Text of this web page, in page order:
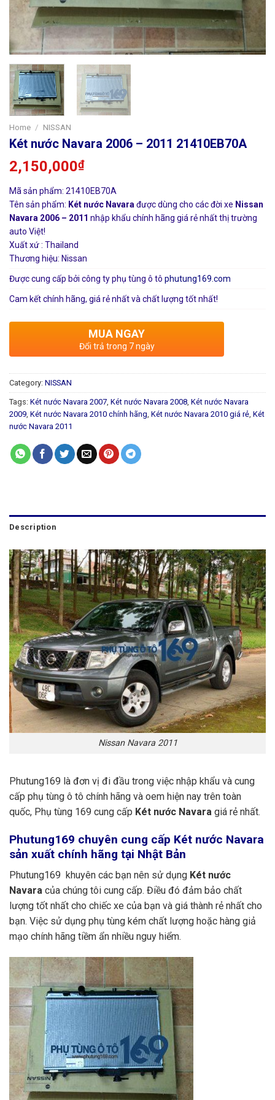
Home / NISSAN
Két nước Navara 2006 – 2011 21410EB70A
2,150,000₫
Mã sản phẩm: 21410EB70A
Tên sản phẩm: Két nước Navarađược dùng cho các đời xe Nissan
Navara 2006 – 2011 nhập khẩu chính hãng giá rẻ nhất thị trường
auto Việt!
Xuất xứ : Thailand
Thương hiệu: Nissan
Được cung cấp bởi công ty phụ tùng ô tô phutung169.com
Cam kết chính hãng, giá rẻ nhất và chất lượng tốt nhất!
MUA NGAY
Đổi trả trong 7 ngày
Category: NISSAN
Tags: Két nước Navara 2007, Két nước Navara 2008, Két nước Navara
2009, Két nước Navara 2010 chính hãng, Két nước Navara 2010 giá rẻ, Két
nước Navara 2011
Description
Nissan Navara 2011
Phutung169 là đơn vị đi đầu trong việc nhập khẩu và cung
cấp phụ tùng ô tô chính hãng và oem hiện nay trên toàn
quốc, Phụ tùng 169 cung cấp Két nước Navara giá rẻ nhất.
Phutung169 chuyên cung cấp Két nước Navara
sản xuất chính hãng tại Nhật Bản
Phutung169 khuyên các bạn nên sử dụng Két nước
Navara của chúng tôi cung cấp. Điều đó đảm bảo chất
lượng tốt nhất cho chiếc xe của bạn và giá thành rẻ nhất cho
bạn. Việc sử dụng phụ tùng kém chất lượng hoặc hàng giả
mạo chính hãng tiềm ẩn nhiều nguy hiểm.